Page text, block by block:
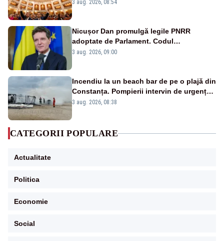
3 aug. 2026, 08:54
Nicușor Dan promulgă legile PNRR
adoptate de Parlament. Codul
urbanismului, printre actele normative
3 aug. 2026, 09:00
Incendiu la un beach bar de pe o plajă din
Constanța. Pompierii intervin de urgență -
VIDEO
3 aug. 2026, 08:38
CATEGORII POPULARE
Actualitate
Politica
Economie
Social